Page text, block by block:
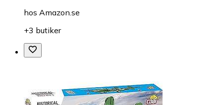
hos Amazon.se
+3 butiker